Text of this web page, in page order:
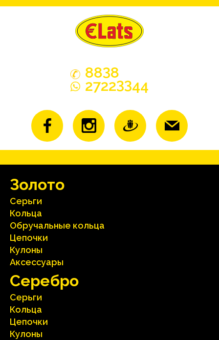
8838
27223344
Зoлoтo
Серьги
Кольца
Oбручальные кольца
Цепочки
Кулоны
Аксесcуары
Серебрo
Серьги
Кольца
Цепочки
Кулоны